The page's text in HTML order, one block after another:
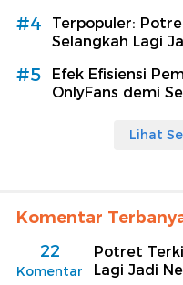
#4
Terpopuler:
Selangkah Lagi
#5
Efek Efisiensi
OnlyFans demi
Lihat
Komentar
22
Komentar
Potret
Lagi Jadi